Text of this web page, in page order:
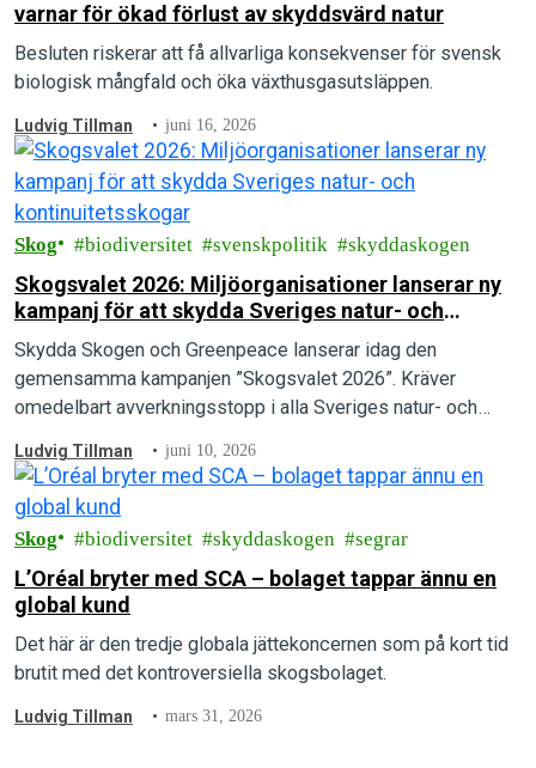
varnar för ökad förlust av skyddsvärd natur
Besluten riskerar att få allvarliga konsekvenser för svensk
biologisk mångfald och öka växthusgasutsläppen.
Ludvig Tillman juni 16, 2026
Skog biodiversitet svenskpolitik skyddaskogen
Skogsvalet 2026: Miljöorganisationer lanserar ny
kampanj för att skydda Sveriges natur- och
kontinuitetsskogar
Skydda Skogen och Greenpeace lanserar idag den
gemensamma kampanjen ”Skogsvalet 2026”. Kräver
omedelbart avverkningsstopp i alla Sveriges natur- och
Ludvig Tillman juni 10, 2026
Skog biodiversitet skyddaskogen segrar
L’Oréal bryter med SCA – bolaget tappar ännu en
global kund
Det här är den tredje globala jättekoncernen som på kort tid
brutit med det kontroversiella skogsbolaget.
Ludvig Tillman mars 31, 2026